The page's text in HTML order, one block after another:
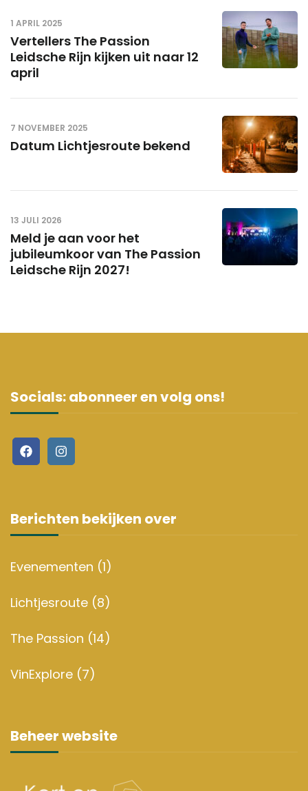
1 APRIL 2025
Vertellers The Passion
Leidsche Rijn kijken uit naar 12
april
7 NOVEMBER 2025
Datum Lichtjesroute bekend
13 JULI 2026
Meld je aan voor het
jubileumkoor van The Passion
Leidsche Rijn 2027!
Socials: abonneer en volg ons!
Berichten bekijken over
Evenementen (1)
Lichtjesroute (8)
The Passion (14)
VinExplore (7)
Beheer website